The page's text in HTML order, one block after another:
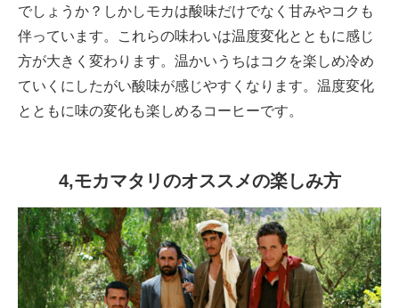
でしょうか？しかしモカは酸味だけでなく甘みやコクも
伴っています。これらの味わいは温度変化とともに感じ
方が大きく変わります。温かいうちはコクを楽しめ冷め
ていくにしたがい酸味が感じやすくなります。温度変化
とともに味の変化も楽しめるコーヒーです。
4,モカマタリのオススメの楽しみ方